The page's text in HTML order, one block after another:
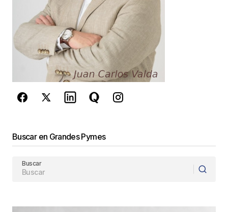
inclusion de tu direccion de correo electronico en
la pagina del blog.
Espero seguir contando con tu compañía !
Juan Carlos
jcvalda
24 junio, 2009 at 10:31 am
Querido Juan Carlos,
¡¡Prometo que ha sido casualidad!! Pero ambos
Buscar en Grandes Pymes
Buscar